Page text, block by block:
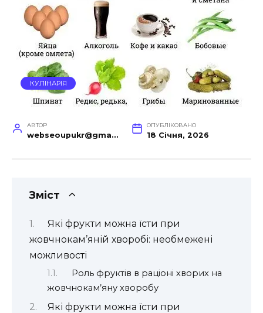
КУЛІНАРІЯ
АВТОР
webseoupukr@gmail.com
ОПУБЛІКОВАНО
18 Січня, 2026
Зміст
Які фрукти можна їсти при
жовчнокам’яній хворобі: необмежені
можливості
Роль фруктів в раціоні хворих на
жовчнокам’яну хворобу
Які фрукти можна їсти при